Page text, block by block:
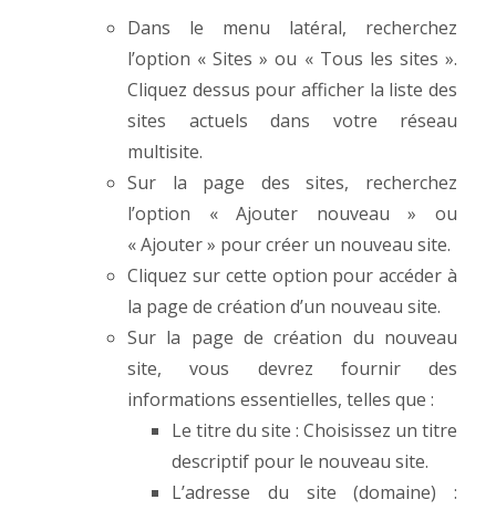
Dans le menu latéral, recherchez
l’option « Sites » ou « Tous les sites ».
Cliquez dessus pour afficher la liste des
sites actuels dans votre réseau
multisite.
Sur la page des sites, recherchez
l’option « Ajouter nouveau » ou
« Ajouter » pour créer un nouveau site.
Cliquez sur cette option pour accéder à
la page de création d’un nouveau site.
Sur la page de création du nouveau
site, vous devrez fournir des
informations essentielles, telles que :
Le titre du site : Choisissez un titre
descriptif pour le nouveau site.
L’adresse du site (domaine) :